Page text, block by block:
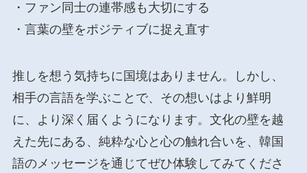
・ファン同士の連帯感も大切にする
・言葉の壁をポジティブに捉え直す
推しを想う気持ちに国境はありません。しかし、
相手の言語を学ぶことで、その想いはより鮮明
に、より深く届くようになります。文化の壁を越
えた先にある、純粋な心と心の触れ合いを、韓国
語のメッセージを通じてぜひ体験してみてくださ